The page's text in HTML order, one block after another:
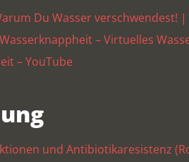
Du Wasser verschwendest!
– Virtuelles
– YouTube
und Antibiotikaresistenz